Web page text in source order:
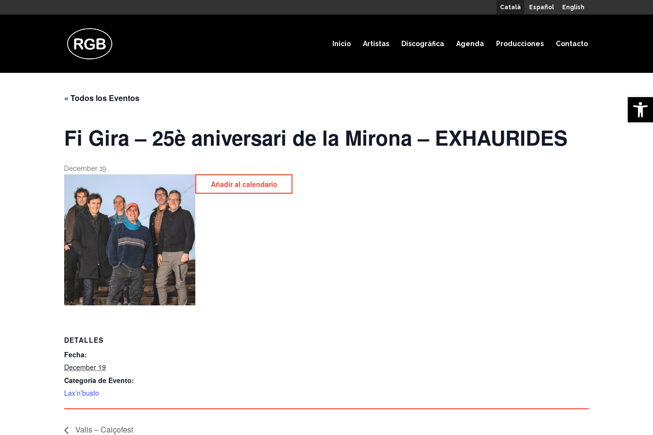
Català Español English
Inicio Artistas Discográfica Agenda Producciones Contacto
« Todos los Eventos
Fi Gira – 25è aniversari de la Mirona – EXHAURIDES
December 19
Añadir al calendario
DETALLES
Fecha:
December 19
Categoría de Evento:
Lax’n’busto
Valls – Calçofest